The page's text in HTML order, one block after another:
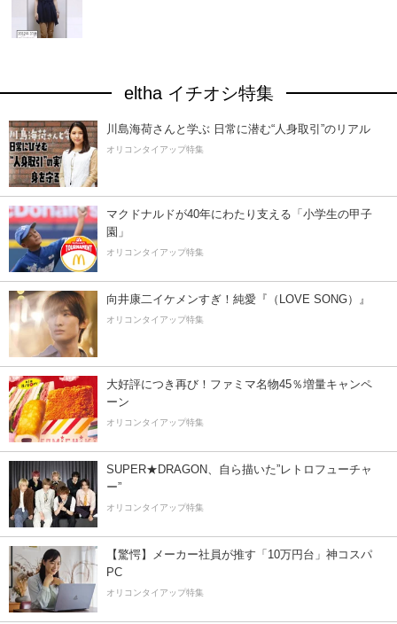
eltha イチオシ特集
川島海荷さんと学ぶ 日常に潜む“人身取引”のリアル
オリコンタイアップ特集
マクドナルドが40年にわたり支える「小学生の甲子
園」
オリコンタイアップ特集
向井康二イケメンすぎ！純愛『（LOVE SONG）』
オリコンタイアップ特集
大好評につき再び！ファミマ名物45％増量キャンペ
ーン
オリコンタイアップ特集
SUPER★DRAGON、自ら描いた”レトロフューチャ
ー”
オリコンタイアップ特集
【驚愕】メーカー社員が推す「10万円台」神コスパ
PC
オリコンタイアップ特集